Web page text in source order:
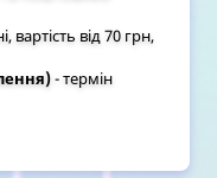
вартість від 70 грн,
- термін